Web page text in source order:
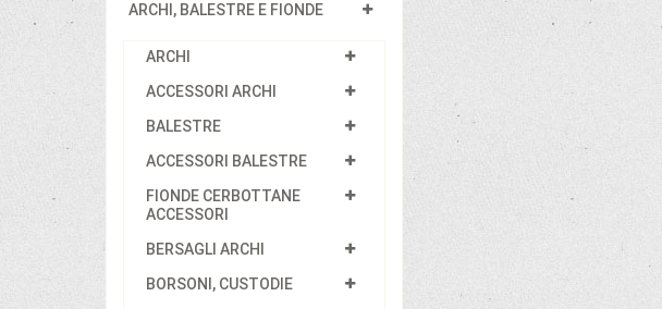
ARCHI, BALESTRE E FIONDE
ARCHI
ACCESSORI ARCHI
BALESTRE
ACCESSORI BALESTRE
FIONDE CERBOTTANE
ACCESSORI
BERSAGLI ARCHI
BORSONI, CUSTODIE